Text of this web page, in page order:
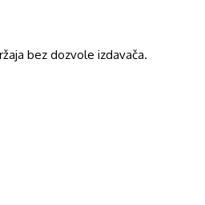
bez dozvole izdavača.